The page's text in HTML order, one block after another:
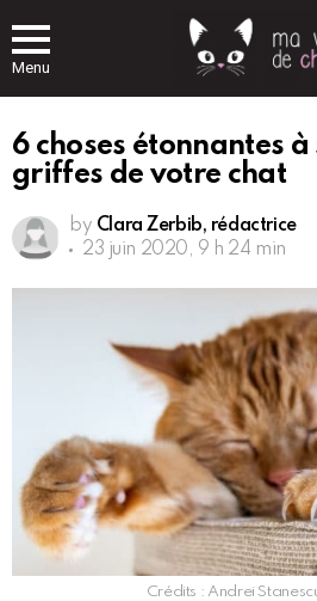
Menu
6 choses étonnantes
griffes de votre chat
by Clara Zerbib, rédactrice
23 juin 2020, 9 h 24 min
Crédits : Andrei